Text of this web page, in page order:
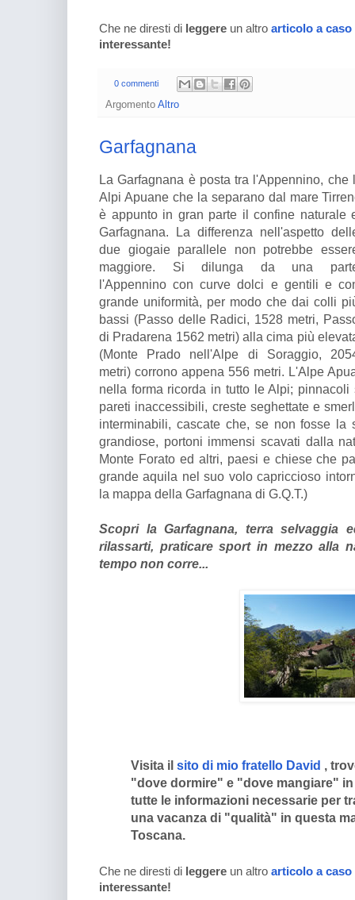
Che ne diresti di leggere un altro articolo a caso
interessante!
0 commenti
Argomento Altro
Garfagnana
La Garfagnana è posta tra l'Appennino,
Alpi Apuane che la separano dal mare
è appunto in gran parte il confine naturale
Garfagnana. La differenza nell'aspetto de
due giogaie parallele non potrebbe
maggiore. Si dilunga da una
l'Appennino con curve dolci e gentili e
grande uniformità, per modo che dai colli
bassi (Passo delle Radici, 1528 metri,
di Pradarena 1562 metri) alla cima più
(Monte Prado nell'Alpe di Soraggio,
metri) corrono appena 556 metri. L'Alpe
nella forma ricorda in tutto le Alpi;
pareti inaccessibili, creste seghettate e
interminabili, cascate che, se non fosse la
grandiose, portoni immensi scavati dalla
Monte Forato ed altri, paesi e chiese che
grande aquila nel suo volo capriccioso
la mappa della Garfagnana di G.Q.T.)
Scopri la Garfagnana, terra selvaggia
rilassarti, praticare sport in mezzo alla
tempo non corre...
Visita il sito di mio fratello David
,
"dove dormire" e "dove mangiare"
tutte le informazioni necessarie per
una vacanza di "qualità" in questa
Toscana.
Che ne diresti di leggere un altro articolo a caso
interessante!